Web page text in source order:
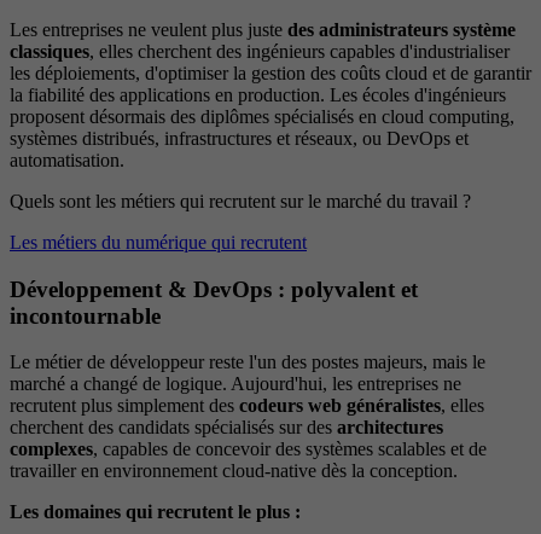
Les entreprises ne veulent plus juste des administrateurs système
classiques, elles cherchent des ingénieurs capables d'industrialiser
les déploiements, d'optimiser la gestion des coûts cloud et de garantir
la fiabilité des applications en production. Les écoles d'ingénieurs
proposent désormais des diplômes spécialisés en cloud computing,
systèmes distribués, infrastructures et réseaux, ou DevOps et
automatisation.
Quels sont les métiers qui recrutent sur le marché du travail ?
Les métiers du numérique qui recrutent
Développement & DevOps : polyvalent et
incontournable
Le métier de développeur reste l'un des postes majeurs, mais le
marché a changé de logique. Aujourd'hui, les entreprises ne
recrutent plus simplement des codeurs web généralistes, elles
cherchent des candidats spécialisés sur des architectures
complexes, capables de concevoir des systèmes scalables et de
travailler en environnement cloud-native dès la conception.
Les domaines qui recrutent le plus :